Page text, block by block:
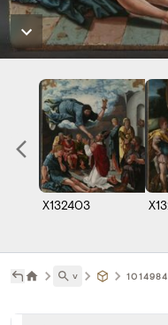
X132403
˅